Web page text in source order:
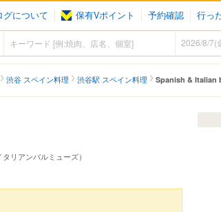
グについて 保有Vポイント 予約確認 行っ
渋谷 スペイン料理 渋谷駅 スペイン料理 Spanish & Italian
タリアンバルミューズ）